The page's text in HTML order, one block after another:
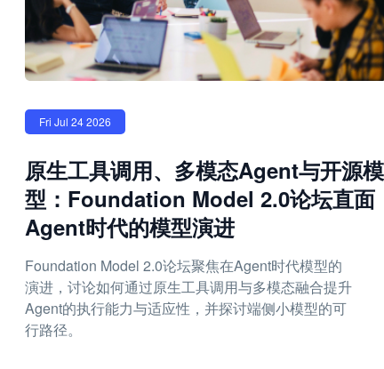
Fri Jul 24 2026
原生工具调用、多模态Agent与开源模
型：Foundation Model 2.0论坛直面
Agent时代的模型演进
Foundation Model 2.0论坛聚焦在Agent时代模型的
演进，讨论如何通过原生工具调用与多模态融合提升
Agent的执行能力与适应性，并探讨端侧小模型的可
行路径。